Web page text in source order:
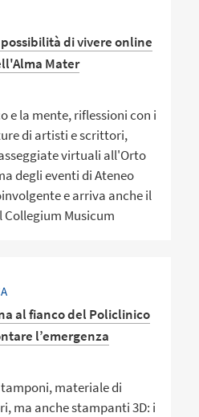
di vivere online
Mater
e la mente, riflessioni con i
di artisti e scrittori,
virtuali all'Orto
degli eventi di Ateneo
e arriva anche il
Musicum
al fianco del Policlinico
l’emergenza
materiale di
ma anche stampanti 3D: i